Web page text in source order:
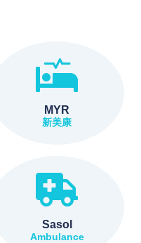
MYR
新美康
Sasol
Ambulance